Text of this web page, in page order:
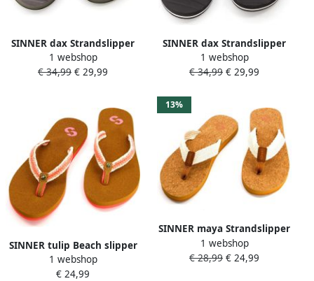
SINNER dax Strandslipper
heren Groen-Multicolour
1 webshop
€ 34,99 € 29,99
SINNER dax Strandslipper
heren Black Black White
1 webshop
€ 34,99 € 29,99
SINNER tulip Beach slipper
dames Oranje-Multicolour
1 webshop
€ 24,99
13%
SINNER maya Strandslipper
dames Bruin-Multicolour
1 webshop
€ 28,99 € 24,99